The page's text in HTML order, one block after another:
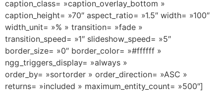
caption_class= »caption_overlay_bottom »
caption_height= »70″ aspect_ratio= »1.5″ width= »100″
width_unit= »% » transition= »fade »
transition_speed= »1″ slideshow_speed= »5″
border_size= »0″ border_color= »#ffffff »
ngg_triggers_display= »always »
order_by= »sortorder » order_direction= »ASC »
returns= »included » maximum_entity_count= »500″]